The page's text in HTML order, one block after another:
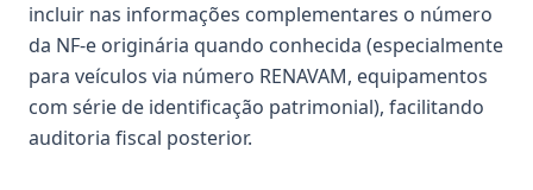
incluir nas informações complementares o número
da NF-e originária quando conhecida (especialmente
para veículos via número RENAVAM, equipamentos
com série de identificação patrimonial), facilitando
auditoria fiscal posterior.